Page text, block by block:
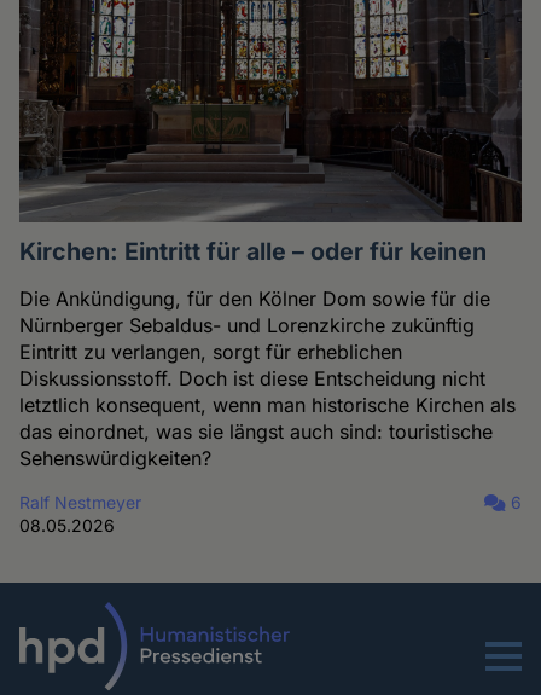
Kirchen: Eintritt für alle – oder für keinen
Die Ankündigung, für den Kölner Dom sowie für die
Nürnberger Sebaldus- und Lorenzkirche zukünftig
Eintritt zu verlangen, sorgt für erheblichen
Diskussionsstoff. Doch ist diese Entscheidung nicht
letztlich konsequent, wenn man historische Kirchen als
das einordnet, was sie längst auch sind: touristische
Sehenswürdigkeiten?
Ralf Nestmeyer
08.05.2026
6
Menu